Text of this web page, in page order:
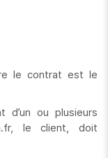
le contrat est le
d’un ou plusieurs
le client, doit